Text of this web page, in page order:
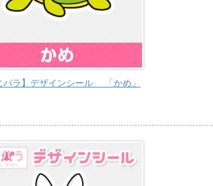
パラ】デザインシール 「かめ」